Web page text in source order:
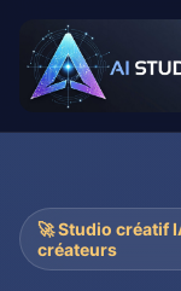
🚀 Studio créatif
créateurs